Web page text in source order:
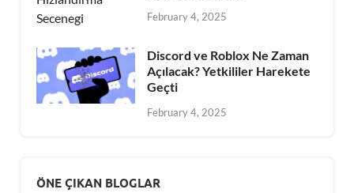
February 4, 2025
Discord ve Roblox Ne Zaman
Açılacak? Yetkililer Harekete
Geçti
February 4, 2025
ÖNE ÇIKAN BLOGLAR